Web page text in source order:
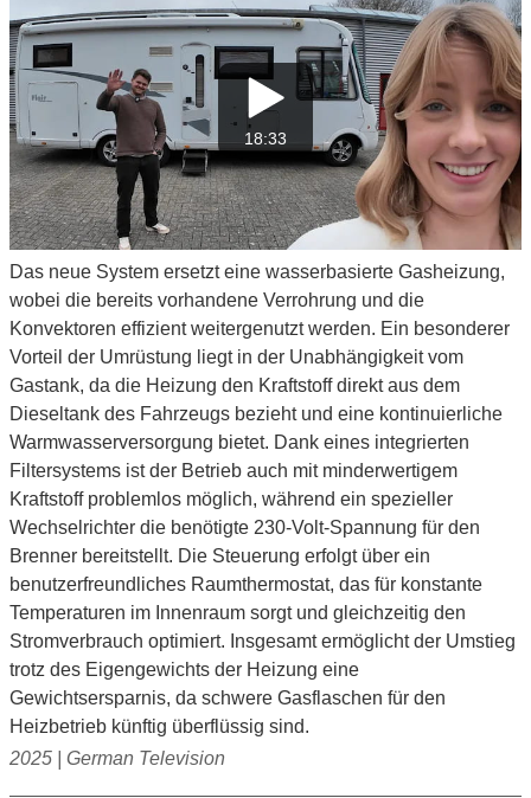
18:33
Das neue System ersetzt eine wasserbasierte Gasheizung,
wobei die bereits vorhandene Verrohrung und die
Konvektoren effizient weitergenutzt werden. Ein besonderer
Vorteil der Umrüstung liegt in der Unabhängigkeit vom
Gastank, da die Heizung den Kraftstoff direkt aus dem
Dieseltank des Fahrzeugs bezieht und eine kontinuierliche
Warmwasserversorgung bietet. Dank eines integrierten
Filtersystems ist der Betrieb auch mit minderwertigem
Kraftstoff problemlos möglich, während ein spezieller
Wechselrichter die benötigte 230-Volt-Spannung für den
Brenner bereitstellt. Die Steuerung erfolgt über ein
benutzerfreundliches Raumthermostat, das für konstante
Temperaturen im Innenraum sorgt und gleichzeitig den
Stromverbrauch optimiert. Insgesamt ermöglicht der Umstieg
trotz des Eigengewichts der Heizung eine
Gewichtsersparnis, da schwere Gasflaschen für den
Heizbetrieb künftig überflüssig sind.
2025 | German Television